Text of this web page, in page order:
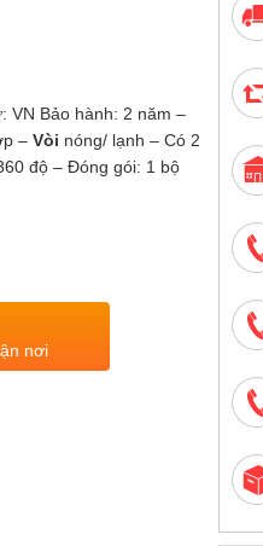
VN Bảo hành: 2 năm –
– Vòi nóng/ lạnh – Có 2
độ – Đóng gói: 1 bộ
nơi